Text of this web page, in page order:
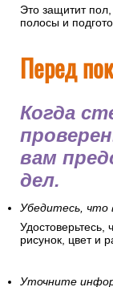
Перед
двери, чтобы не
Постелите на
картонки.
полосы и
Перед
Когда
вам